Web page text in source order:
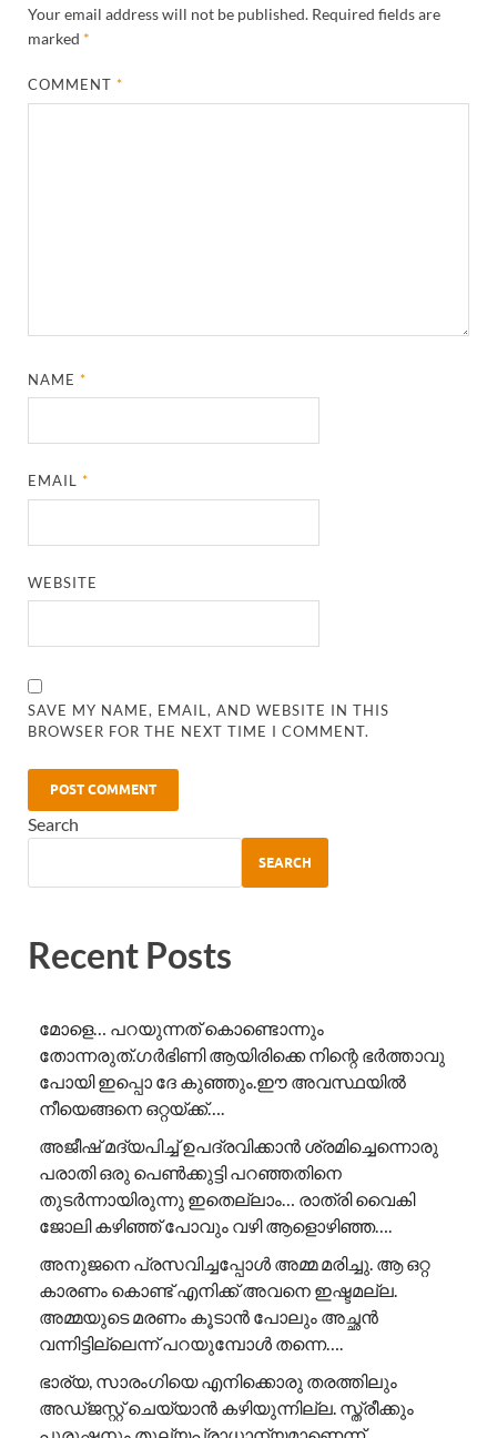
Your email address will not be published. Required fields are
marked *
COMMENT*
NAME*
EMAIL*
WEBSITE
SAVE MY NAME, EMAIL, AND WEBSITE IN THIS
BROWSER FOR THE NEXT TIME I COMMENT.
Search
SEARCH
Recent Posts
മോളെ… പറയുന്നത് കൊണ്ടൊന്നും
തോന്നരുത്.ഗർഭിണി ആയിരിക്കെ നിന്റെ ഭർത്താവു
പോയി ഇപ്പൊ ദേ കുഞ്ഞും.ഈ അവസ്ഥയിൽ
നീയെങ്ങനെ ഒറ്റയ്ക്ക്….
അജീഷ് മദ്യപിച്ച് ഉപദ്രവിക്കാൻ ശ്രമിച്ചെന്നൊരു
പരാതി ഒരു പെൺക്കുട്ടി പറഞ്ഞതിനെ
തുടർന്നായിരുന്നു ഇതെല്ലാം… രാത്രി വൈകി
ജോലി കഴിഞ്ഞ് പോവും വഴി ആളൊഴിഞ്ഞ….
അനുജനെ പ്രസവിച്ചപ്പോൾ അമ്മ മരിച്ചു. ആ ഒറ്റ
കാരണം കൊണ്ട് എനിക്ക് അവനെ ഇഷ്ടമല്ല.
അമ്മയുടെ മരണം കൂടാൻ പോലും അച്ഛൻ
വന്നിട്ടില്ലെന്ന് പറയുമ്പോൾ തന്നെ….
ഭാര്യ, സാരംഗിയെ എനിക്കൊരു തരത്തിലും
അഡ്ജസ്റ്റ് ചെയ്യാൻ കഴിയുന്നില്ല. സ്ത്രീക്കും